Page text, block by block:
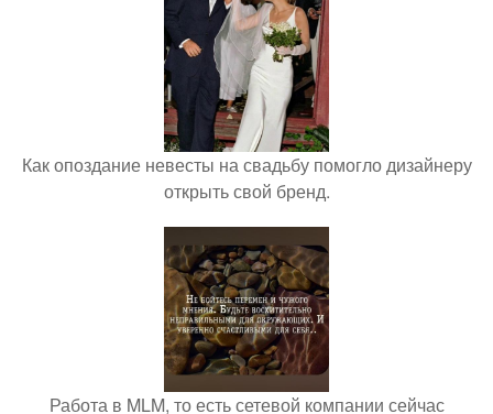
Как опоздание невесты на свадьбу помогло дизайнеру
открыть свой бренд.
Работа в MLM, то есть сетевой компании сейчас